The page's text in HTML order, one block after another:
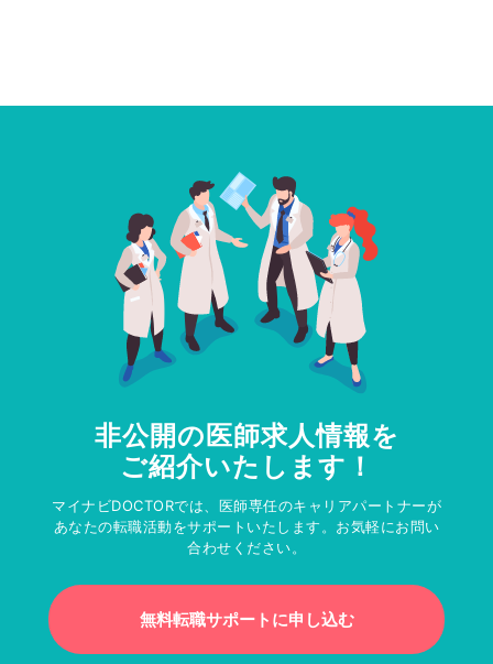
非公開の医師求人情報を
ご紹介いたします！
マイナビDOCTORでは、医師専任のキャリアパートナーが
あなたの転職活動をサポートいたします。お気軽にお問い
合わせください。
無料転職サポートに申し込む